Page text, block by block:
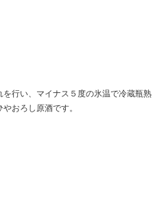
行い、マイナス５度の氷温で冷蔵瓶熟
おろし原酒です。